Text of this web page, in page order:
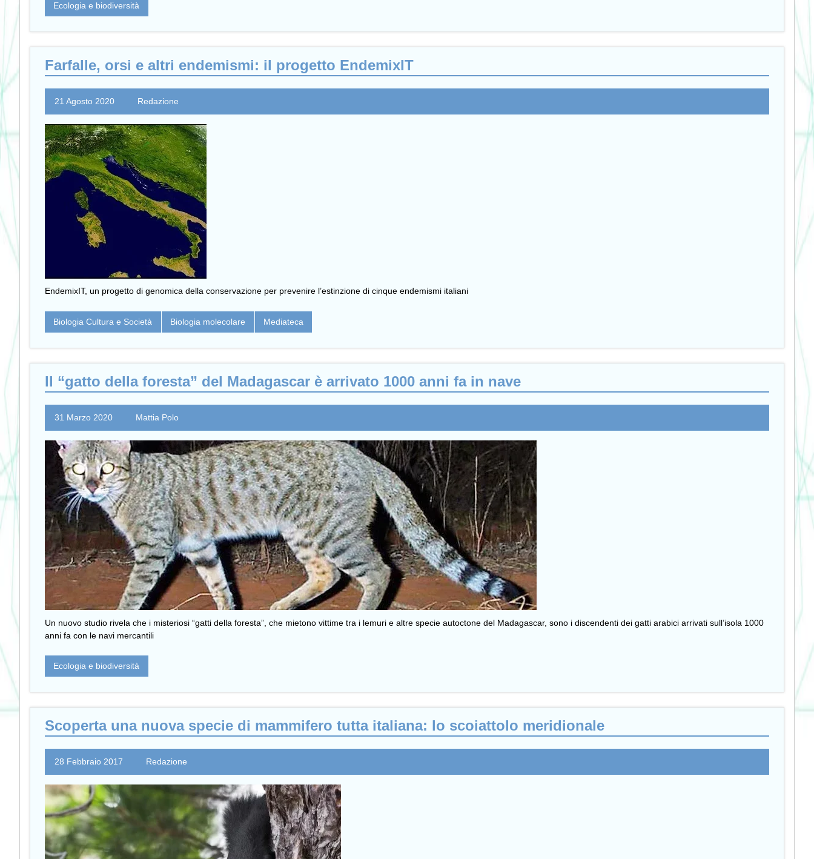
Ecologia e biodiversità
Farfalle, orsi e altri endemismi: il progetto EndemixIT
21 Agosto 2020 Redazione
EndemixIT, un progetto di genomica della conservazione per prevenire l’estinzione di cinque endemismi italiani
Biologia Cultura e Società Biologia molecolare Mediateca
Il “gatto della foresta” del Madagascar è arrivato 1000 anni fa in nave
31 Marzo 2020 Mattia Polo
Un nuovo studio rivela che i misteriosi “gatti della foresta”, che mietono vittime tra i lemuri e altre specie autoctone del Madagascar, sono i discendenti dei gatti arabici arrivati sull’isola 1000
anni fa con le navi mercantili
Ecologia e biodiversità
Scoperta una nuova specie di mammifero tutta italiana: lo scoiattolo meridionale
28 Febbraio 2017 Redazione